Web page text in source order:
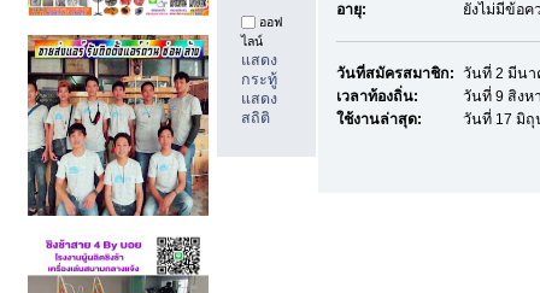
ออฟ
ไลน์
แสดง
กระทู้
แสดง
สถิติ
อายุ: ยังไม่มีข้อค
วันที่สมัครสมาชิก: วันที่ 2 มีนา
เวลาท้องถิ่น:
วันที่ 9 สิงห
ใช้งานล่าสุด:
วันที่ 17 มิถุ